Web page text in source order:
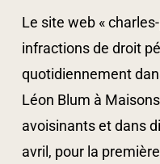
Le site web «
infractions de droit
quotidiennement
Léon Blum à
avoisinants et dans
avril, pour la